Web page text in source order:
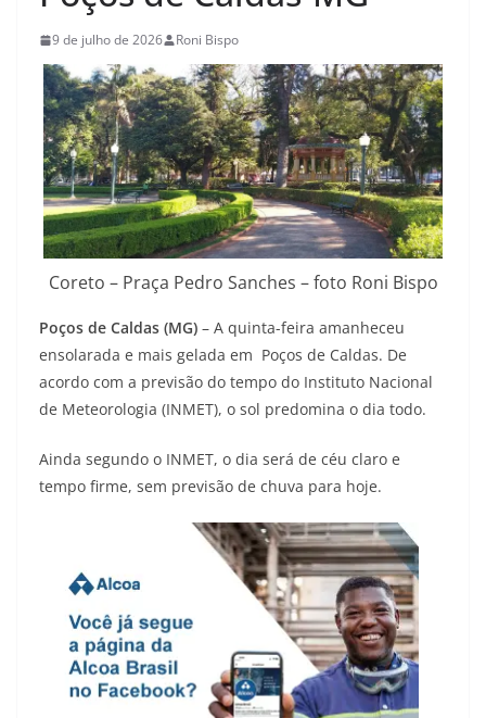
9 de julho de 2026 Roni Bispo
Coreto – Praça Pedro Sanches – foto Roni Bispo
Poços de Caldas (MG) – A quinta-feira amanheceu
ensolarada e mais gelada em Poços de Caldas. De
acordo com a previsão do tempo do Instituto Nacional
de Meteorologia (INMET), o sol predomina o dia todo.
Ainda segundo o INMET, o dia será de céu claro e
tempo firme, sem previsão de chuva para hoje.